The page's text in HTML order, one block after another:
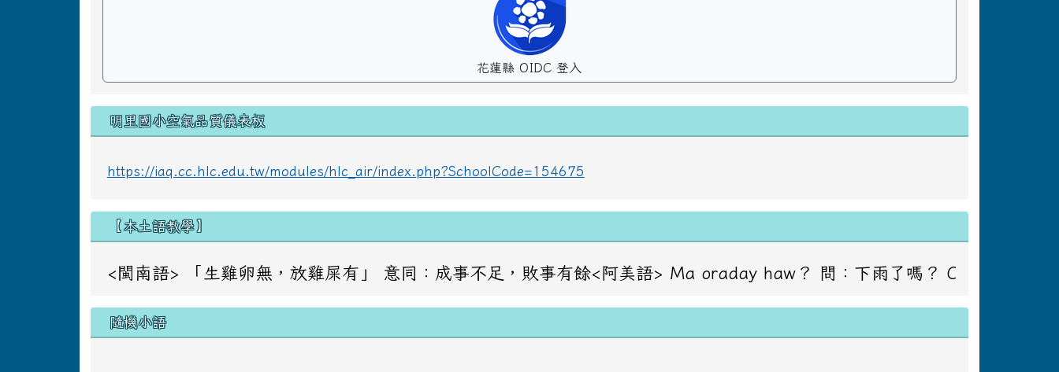
花蓮縣 OIDC 登入
明里國小空氣品質儀表板
https://iaq.cc.hlc.edu.tw/modules/hlc_air/index.php?SchoolCode=154675
【本土語教學】
<閩南語> 「生雞卵無，放雞屎有」 意同：成事不足，敗事有餘<阿美語> Ma oraday haw？ 問：下雨了嗎？ Caay
隨機小語